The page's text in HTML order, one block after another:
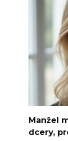
Manžel
dcery,